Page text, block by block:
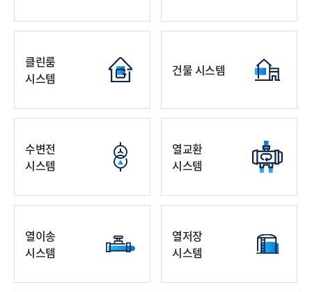
클린룸
시스템
건물 시스템
수변전
시스템
열교환
시스템
열이송
시스템
열저장
시스템